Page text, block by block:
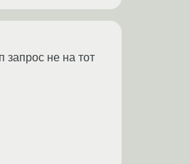
запрос не на тот